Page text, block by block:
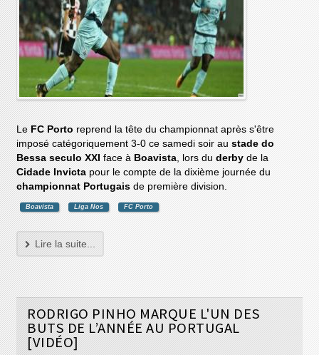
LeFC Porto reprend la tête du championnat après s'être
imposé catégoriquement 3-0 ce samedi soir austade do
Bessa seculo XXI face à Boavista, lors duderbyde la
Cidade Invicta pour le compte de la dixième journée du
championnat Portugais de première division.
Boavista Liga Nos FC Porto
Lire la suite...
RODRIGO PINHO MARQUE L'UN DES
BUTS DE L’ANNÉE AU PORTUGAL
[VIDÉO]